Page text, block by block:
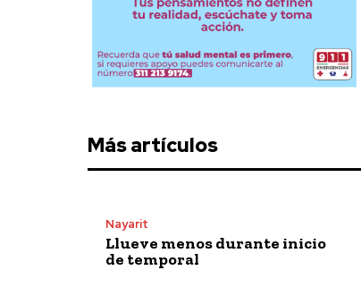
Más artículos
Nayarit
Llueve menos durante inicio
de temporal